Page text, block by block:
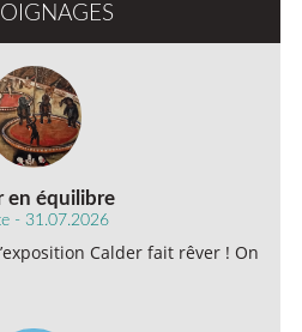
en équilibre
- 31.07.2026
Calder fait rêver ! On